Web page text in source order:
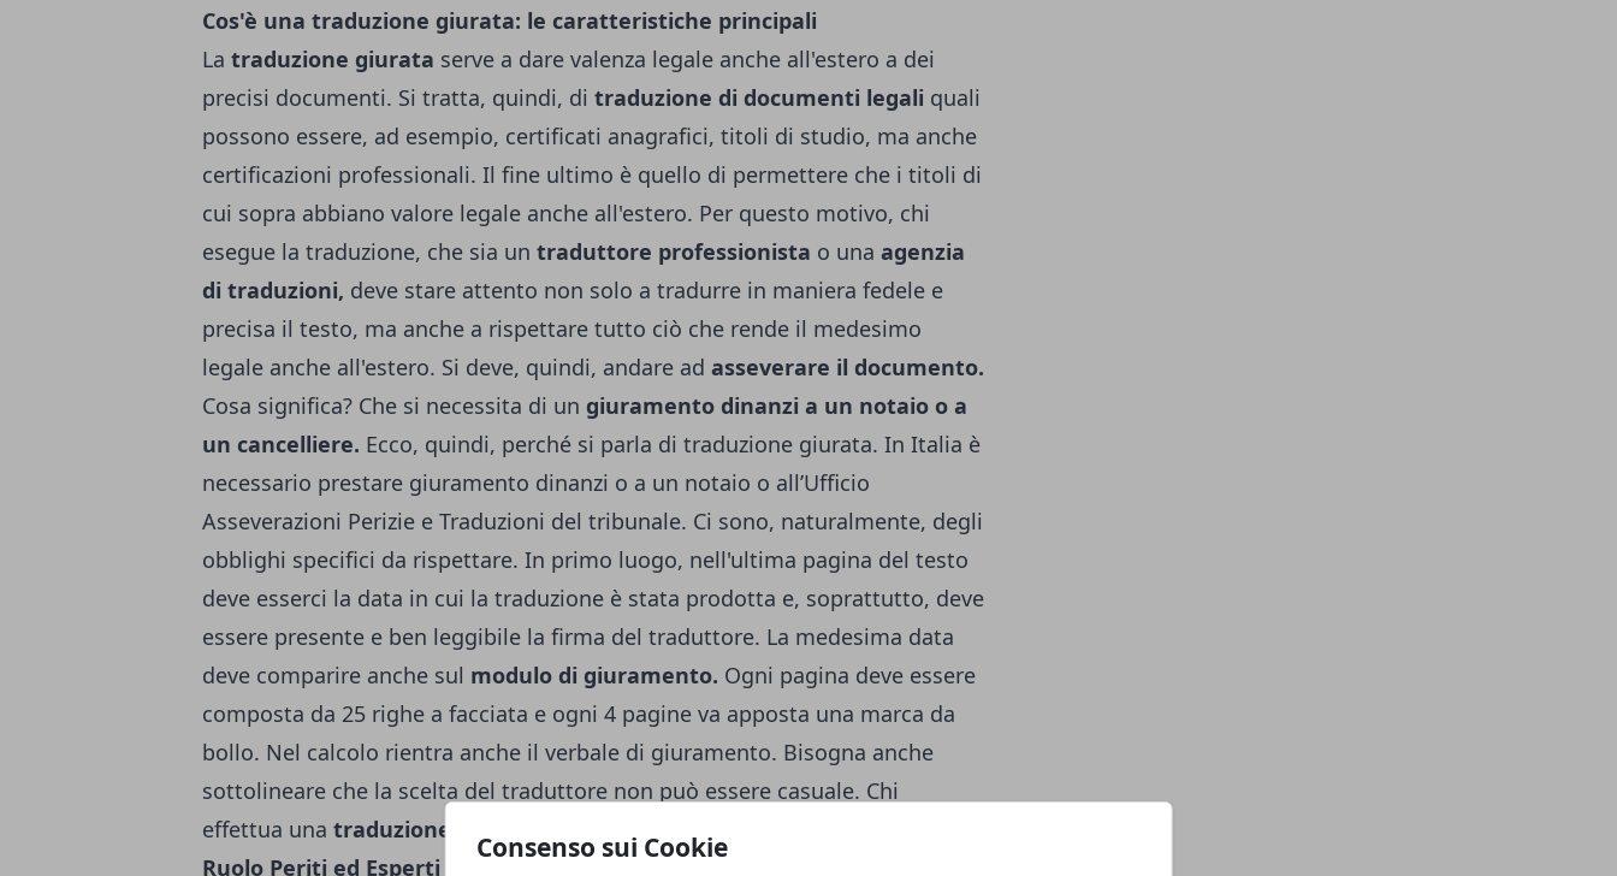
Consenso sui Cookie
Cos'è una traduzione giurata: le caratteristiche principali
La traduzione giurata serve a dare valenza legale anche all'estero a dei
precisi documenti. Si tratta, quindi, di traduzione di documenti legali quali
possono essere, ad esempio, certificati anagrafici, titoli di studio, ma anche
certificazioni professionali. Il fine ultimo è quello di permettere che i titoli di
cui sopra abbiano valore legale anche all'estero. Per questo motivo, chi
esegue la traduzione, che sia un traduttore professionista o una agenzia
di traduzioni, deve stare attento non solo a tradurre in maniera fedele e
precisa il testo, ma anche a rispettare tutto ciò che rende il medesimo
legale anche all'estero. Si deve, quindi, andare ad asseverare il documento.
Cosa significa? Che si necessita di un giuramento dinanzi a un notaio o a
un cancelliere. Ecco, quindi, perché si parla di traduzione giurata. In Italia è
necessario prestare giuramento dinanzi o a un notaio o all’Ufficio
Asseverazioni Perizie e Traduzioni del tribunale. Ci sono, naturalmente, degli
obblighi specifici da rispettare. In primo luogo, nell'ultima pagina del testo
deve esserci la data in cui la traduzione è stata prodotta e, soprattutto, deve
essere presente e ben leggibile la firma del traduttore. La medesima data
deve comparire anche sul modulo di giuramento. Ogni pagina deve essere
composta da 25 righe a facciata e ogni 4 pagine va apposta una marca da
bollo. Nel calcolo rientra anche il verbale di giuramento. Bisogna anche
sottolineare che la scelta del traduttore non può essere casuale. Chi
effettua una traduzione giurata
Ruolo Periti ed Esperti